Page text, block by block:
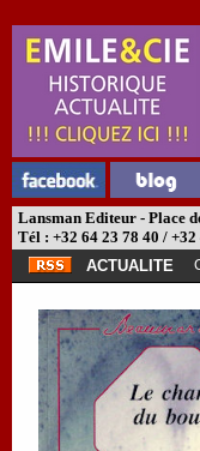
Lansman Editeur - Place
Tél : +32 64 23 78 40 /
ACTUALITE